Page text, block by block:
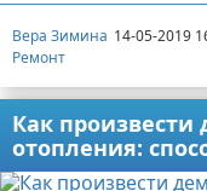
Вера Зимина 14-05-2019
Ремонт
Как
отопления: